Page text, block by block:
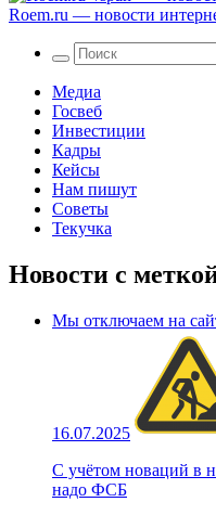
Roem.ru — новости
Медиа
Госвеб
Инвестиции
Кадры
Кейсы
Нам пишут
Советы
Текучка
Новости с
Мы отключаем на
16.07.2025
С учётом новаций в
надо ФСБ